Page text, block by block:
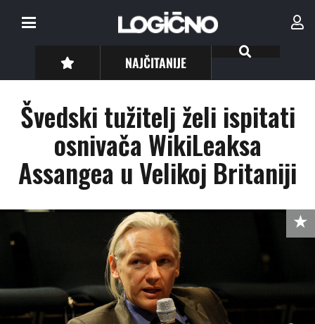
NAJČITANIJE
Švedski tužitelj želi ispitati
osnivača WikiLeaksa
Assangea u Velikoj Britaniji